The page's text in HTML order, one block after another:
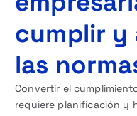
cumplir y
las
Convertir el
requiere planificación y